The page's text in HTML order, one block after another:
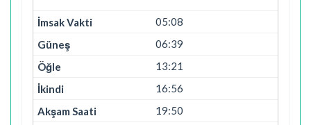
05:08
06:39
13:21
16:56
19:50